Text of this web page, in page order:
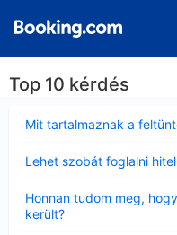
Top 10 kérdés
Mit tartalmaznak a
Lehet szobát foglalni
Honnan tudom meg,
került?